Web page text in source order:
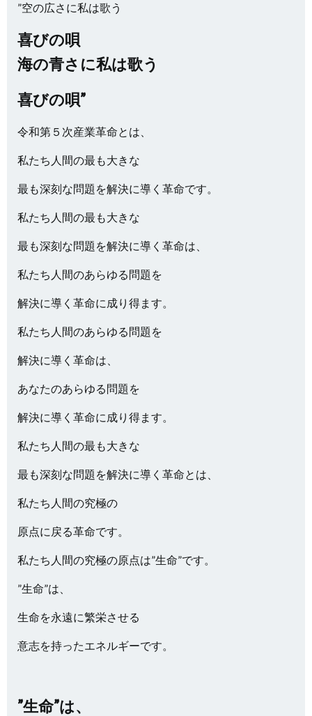
”空の広さに私は歌う
喜びの唄
海の青さに私は歌う
喜びの唄”
令和第５次産業革命とは、
私たち人間の最も大きな
最も深刻な問題を解決に導く革命です。
私たち人間の最も大きな
最も深刻な問題を解決に導く革命は、
私たち人間のあらゆる問題を
解決に導く革命に成り得ます。
私たち人間のあらゆる問題を
解決に導く革命は、
あなたのあらゆる問題を
解決に導く革命に成り得ます。
私たち人間の最も大きな
最も深刻な問題を解決に導く革命とは、
私たち人間の究極の
原点に戻る革命です。
私たち人間の究極の原点は”生命”です。
”生命”は、
生命を永遠に繁栄させる
意志を持ったエネルギーです。
”生命”は、